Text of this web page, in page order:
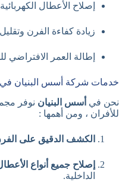
إصلاح الأعطال
زيادة كفاءة الفرن
إطالة العمر الافتراضي
خدمات شركة أسس البنيان في
نحن في أسس البنيان نوفر
للأفران ، ومن أهمها :
الكشف الدقيق على
إصلاح جميع أنواع
الداخلية.